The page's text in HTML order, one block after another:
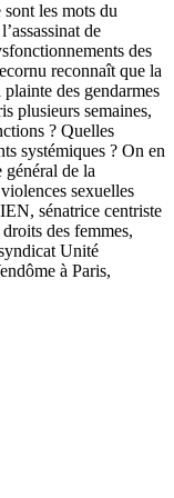
sont les mots du
de
des
reconnaît que la
des gendarmes
plusieurs semaines,
? Quelles
systémiques ? On en
de la
sexuelles
sénatrice centriste
des femmes,
Unité
à Paris,